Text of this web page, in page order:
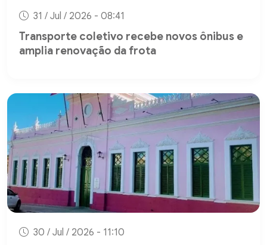
31 / Jul / 2026 - 08:41
Transporte coletivo recebe novos ônibus e
amplia renovação da frota
30 / Jul / 2026 - 11:10